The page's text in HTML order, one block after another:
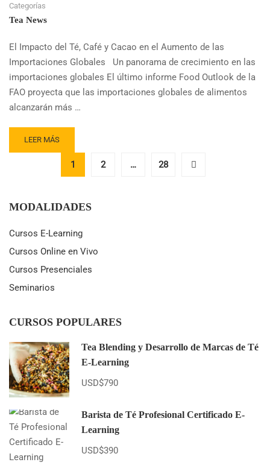
Categorías
Tea News
El Impacto del Té, Café y Cacao en el Aumento de las
Importaciones Globales Un panorama de crecimiento en las
importaciones globales El último informe Food Outlook de la
FAO proyecta que las importaciones globales de alimentos
alcanzarán más …
READ
MORE
TÉ,
Y
CACAO
EL
AUMENTO
IMPORTACIONES
LEER MÁS
1 2 … 28
MODALIDADES
Cursos E-Learning
Cursos Online en Vivo
Cursos Presenciales
Seminarios
CURSOS POPULARES
Tea Blending y Desarrollo de Marcas de Té
E-Learning
USD$790
Barista de Té Profesional Certificado E-
Learning
USD$390